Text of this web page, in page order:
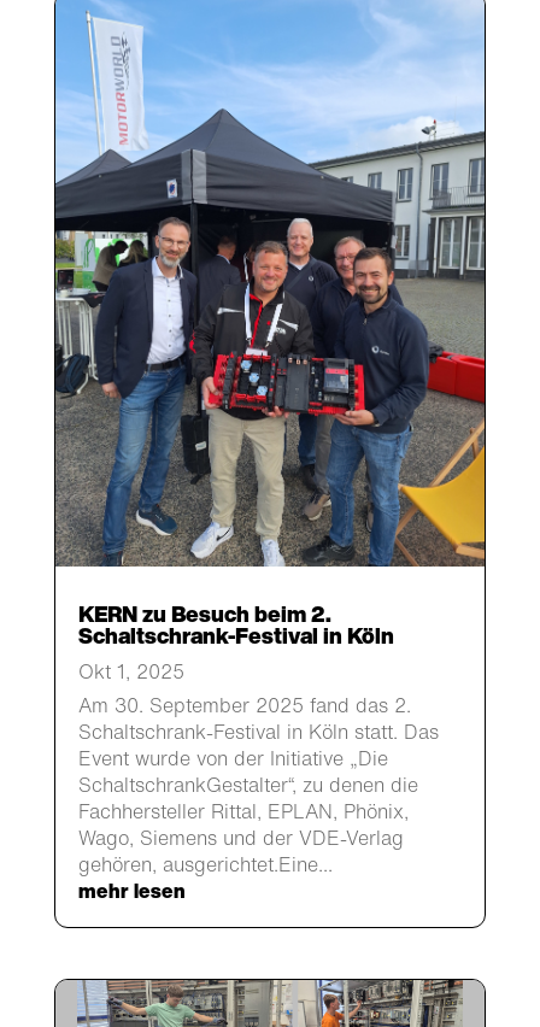
KERN zu Besuch beim 2.
Schaltschrank-Festival in Köln
Okt 1, 2025
Am 30. September 2025 fand das 2.
Schaltschrank-Festival in Köln statt. Das
Event wurde von der Initiative „Die
SchaltschrankGestalter“, zu denen die
Fachhersteller Rittal, EPLAN, Phönix,
Wago, Siemens und der VDE-Verlag
gehören, ausgerichtet.Eine...
mehr lesen